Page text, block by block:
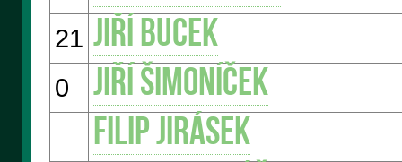
21 Jiří BUCEK
0
Jiří ŠIMONÍČEK
Filip JIRÁSEK